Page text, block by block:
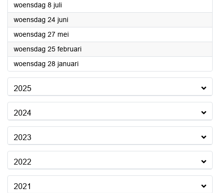
woensdag 8 juli2026
woensdag 24 juni2026
woensdag 27 mei2026
woensdag 25 februari2026
woensdag 28 januari2026
2025
2024
2023
2022
2021